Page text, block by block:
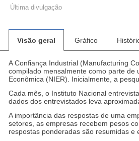
Última divulgação
Visão geral Gráfico
A Confiança Industrial (Manufacturing
compilado mensalmente como parte de
Econômica (NIER). Inicialmente, a
Cada mês, o Instituto Nacional
dados dos entrevistados leva
A importância das respostas de uma
setores, as empresas recebem pesos
respostas ponderadas são resumidas e